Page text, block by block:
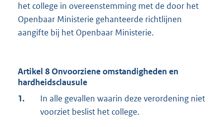
het college in overeenstemming met de door het
Openbaar Ministerie gehanteerde richtlijnen
aangifte bij het Openbaar Ministerie.
Artikel 8 Onvoorziene omstandigheden en
hardheidsclausule
1.
In alle gevallen waarin deze verordening niet
voorziet beslist het college.